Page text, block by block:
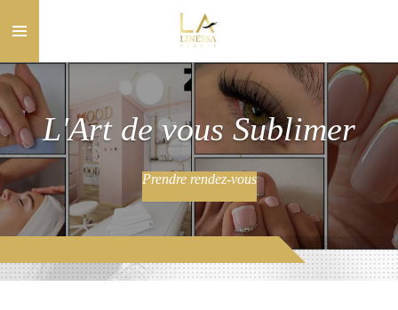
au
principal
L'Art de vous Sublimer
Prendre rendez-vous